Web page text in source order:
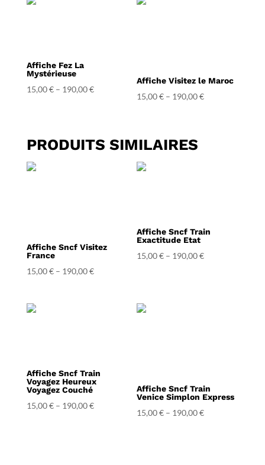
Affiche Fez La
Mystérieuse
15,00€– 190,00€
Affiche Visitez le Maroc
15,00€ – 190,00€
PRODUITS SIMILAIRES
Affiche Sncf Visitez
France
15,00€– 190,00€
Affiche Sncf Train
Exactitude Etat
15,00€ – 190,00€
Affiche Sncf Train
Voyagez Heureux
Voyagez Couché
15,00€– 190,00€
Affiche Sncf Train
Venice Simplon Express
15,00€ – 190,00€